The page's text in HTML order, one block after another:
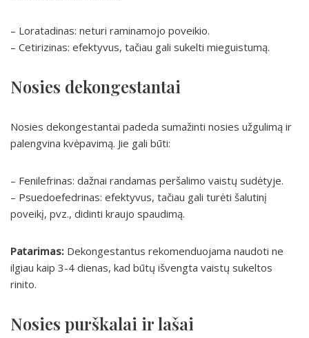
– Loratadinas: neturi raminamojo poveikio.
– Cetirizinas: efektyvus, tačiau gali sukelti mieguistumą.
Nosies dekongestantai
Nosies dekongestantai padeda sumažinti nosies užgulimą ir
palengvina kvėpavimą. Jie gali būti:
– Fenilefrinas: dažnai randamas peršalimo vaistų sudėtyje.
– Psuedoefedrinas: efektyvus, tačiau gali turėti šalutinį
poveikį, pvz., didinti kraujo spaudimą.
Patarimas: Dekongestantus rekomenduojama naudoti ne
ilgiau kaip 3-4 dienas, kad būtų išvengta vaistų sukeltos
rinito.
Nosies purškalai ir lašai